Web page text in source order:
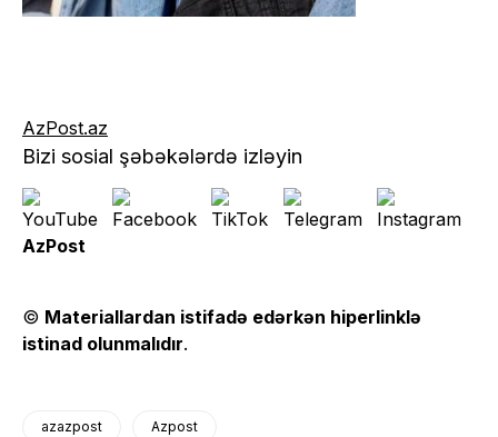
AzPost.az
Bizi sosial şəbəkələrdə izləyin
AzPost
© Materiallardan istifadə edərkən hiperlinklə
istinad olunmalıdır.
azazpost Azpost